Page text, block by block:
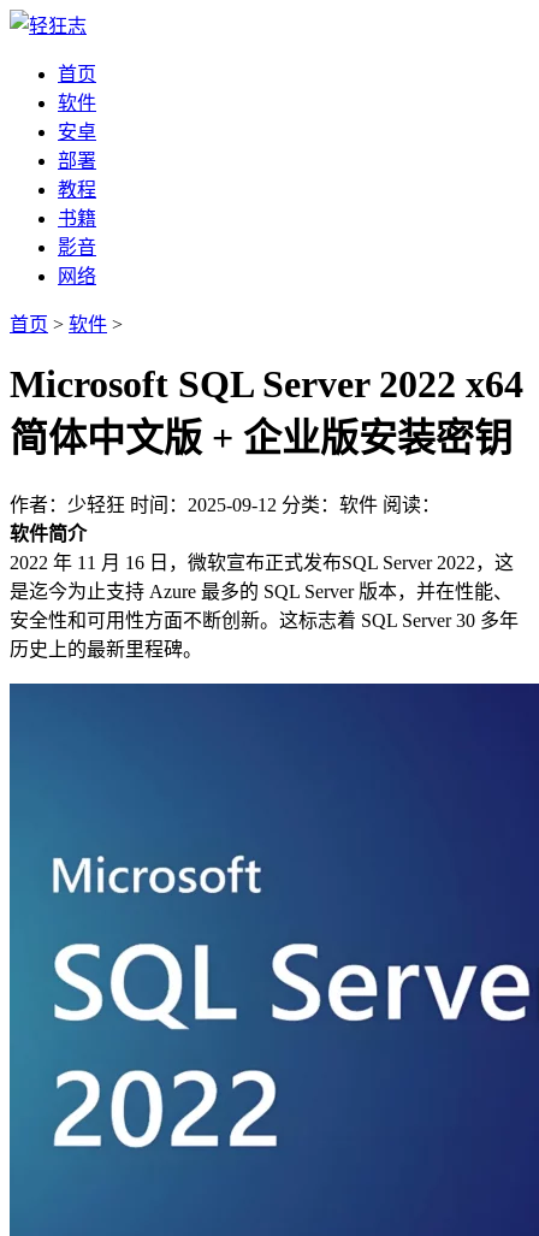
首页
软件
安卓
部署
教程
书籍
影音
网络
首页 > 软件 >
Microsoft SQL Server 2022 x64
简体中文版 + 企业版安装密钥
作者：少轻狂 时间：2025-09-12 分类：软件 阅读：
软件简介
2022 年 11 月 16 日，微软宣布正式发布SQL Server 2022，这
是迄今为止支持 Azure 最多的 SQL Server 版本，并在性能、
安全性和可用性方面不断创新。这标志着 SQL Server 30 多年
历史上的最新里程碑。